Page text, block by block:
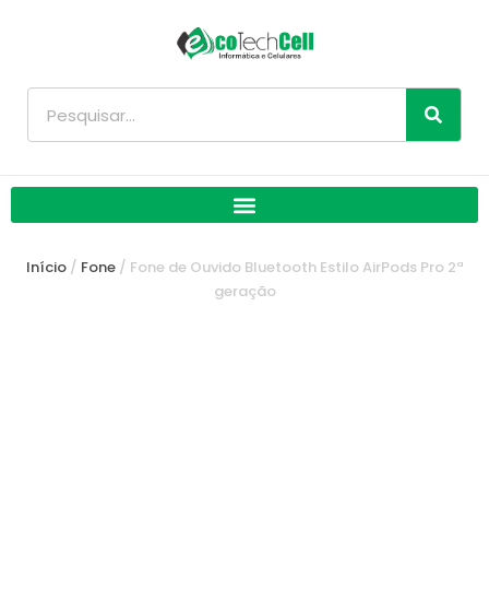
Início/ Fone/ Fone de Ouvido Bluetooth Estilo AirPods Pro 2ª
geração